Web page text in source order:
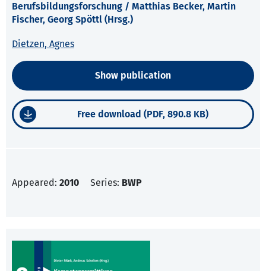
Berufsbildungsforschung / Matthias Becker, Martin
Fischer, Georg Spöttl (Hrsg.)
Dietzen, Agnes
Show publication
Free download (PDF, 890.8 KB)
Appeared: 2010 Series: BWP